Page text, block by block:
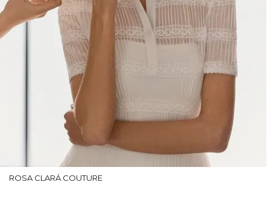
ROSA CLARÁ COUTURE